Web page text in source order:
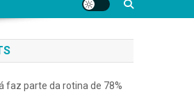
faz parte da rotina de 78%